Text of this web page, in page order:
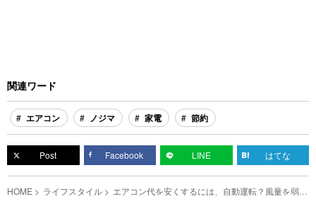
関連ワード
エアコン ノジマ 家電 節約
Post Facebook LINE はてな
HOME ライフスタイル エアコン代を安くするには、自動運転？風量を弱め
る？ めちゃ簡単な『節電テク』を紹介